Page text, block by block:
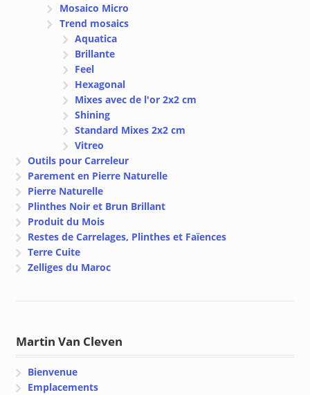
Mosaico Micro
Trend mosaics
Aquatica
Brillante
Feel
Hexagonal
Mixes avec de l'or 2x2 cm
Shining
Standard Mixes 2x2 cm
Vitreo
Outils pour Carreleur
Parement en Pierre Naturelle
Pierre Naturelle
Plinthes Noir et Brun Brillant
Produit du Mois
Restes de Carrelages, Plinthes et Faïences
Terre Cuite
Zelliges du Maroc
Martin Van Cleven
Bienvenue
Emplacements